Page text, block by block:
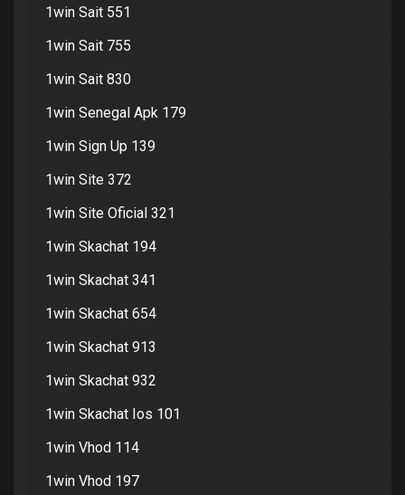
1win Sait 551
1win Sait 755
1win Sait 830
1win Senegal Apk 179
1win Sign Up 139
1win Site 372
1win Site Oficial 321
1win Skachat 194
1win Skachat 341
1win Skachat 654
1win Skachat 913
1win Skachat 932
1win Skachat Ios 101
1win Vhod 114
1win Vhod 197